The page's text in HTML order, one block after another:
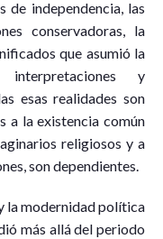
de independencia, las
conservadoras, la
que asumió la
y
esas realidades son
a la existencia común
religiosos y a
son dependientes.
la modernidad política
más allá del periodo